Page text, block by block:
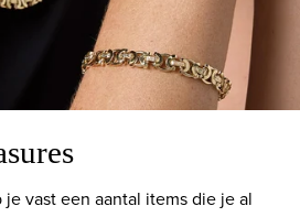
vast een aantal items die je al